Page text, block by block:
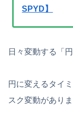
SPYD】
日々変動する「
円に変えるタイ
スク変動がありま